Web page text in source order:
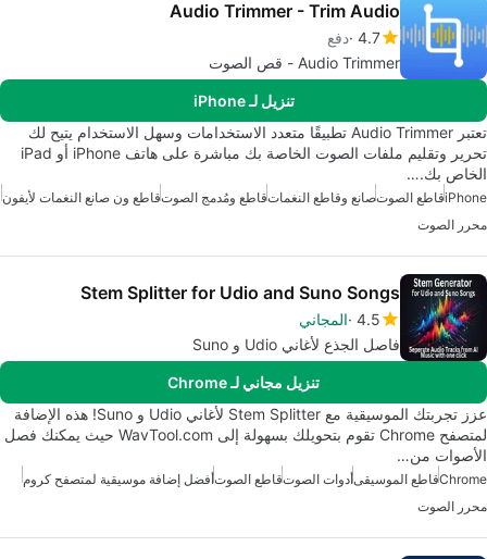
Audio Trimmer - Trim Audio
4.7 دفع
Audio Trimmer - قص الصوت
تنزيل لـ iPhone
تعتبر Audio Trimmer تطبيقًا متعدد الاستخدامات وسهل الاستخدام يتيح لك
تحرير وتقليم ملفات الصوت الخاصة بك مباشرة على هاتف iPhone أو iPad
الخاص بك.…
iPhoneقاطع الصوتصانع وقاطع النغماتقاطع ومُدمج الصوتقاطع ون صانع النغمات لأيفون
محرر الصوت
Stem Splitter for Udio and Suno Songs
4.5 المجاني
فاصل الجذع لأغاني Udio و Suno
تنزيل مجاني لـ Chrome
عزز تجربتك الموسيقية مع Stem Splitter لأغاني Udio و Suno! هذه الإضافة
لمتصفح Chrome تقوم بتحويلك بسهولة إلى WavTool.com حيث يمكنك فصل
الأصوات من…
Chromeقاطع الموسيقىأدوات الصوتقاطع الصوتأفضل إضافة موسيقية لمتصفح كروم
محرر الصوت